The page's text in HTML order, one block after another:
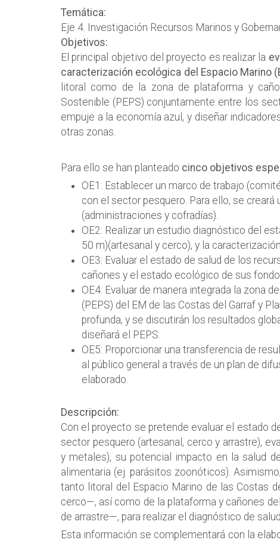
Temática:
Eje 4. Investigación Recursos Marinos y
Objetivos:
El principal objetivo del proyecto es realizar la
caracterización ecológica del Espacio Marino
litoral como de la zona de plataforma y
Sostenible (PEPS) conjuntamente entre los
empuje a la economía azul, y diseñar
otras zonas.
Para ello se han planteado cinco objetivos
OE1: Establecer un marco de trabajo
con el sector pesquero. Para ello, se
(administraciones y cofradías).
OE2: Realizar un estudio diagnóstico del
50 m)(artesanal y cerco), y la
OE3: Evaluar el estado de salud de los
cañones y el estado ecológico de sus
OE4: Evaluar de manera integrada la zona
(PEPS) del EM de las Costas del Garraf y
profunda, y se discutirán los resultados
diseñará el PEPS.
OE5: Proporcionar una transferencia de
al público general a través de un plan de
elaborado.
Descripción:
Con el proyecto se pretende evaluar el estado
sector pesquero (artesanal, cerco y arrastre),
y metales), su potencial impacto en la salud
alimentaria (ej. parásitos zoonóticos).
tanto litoral del Espacio Marino de las Costas
cerco—, así como de la plataforma y cañones
de arrastre—, para realizar el diagnóstico de
Esta información se complementará con la